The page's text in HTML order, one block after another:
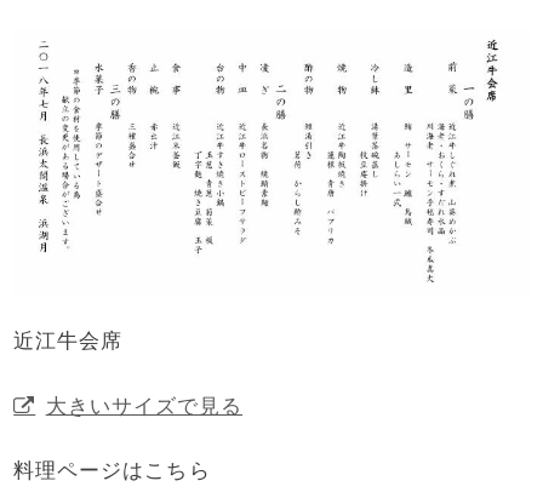
近江牛会席
大きいサイズで見る
料理ページはこちら